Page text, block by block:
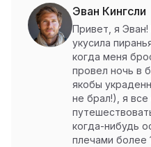
Эван Кингсли
Привет, я
укусила
когда меня
провел ночь в
якобы
не брал!), я
когда-нибудь
плечами более